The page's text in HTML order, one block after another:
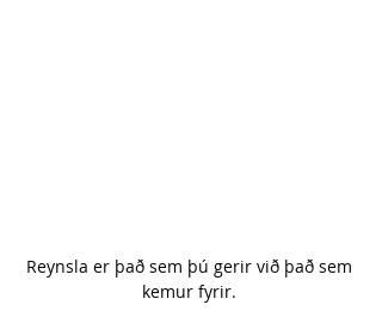
Reynsla er það sem þú gerir við það sem
kemur fyrir.